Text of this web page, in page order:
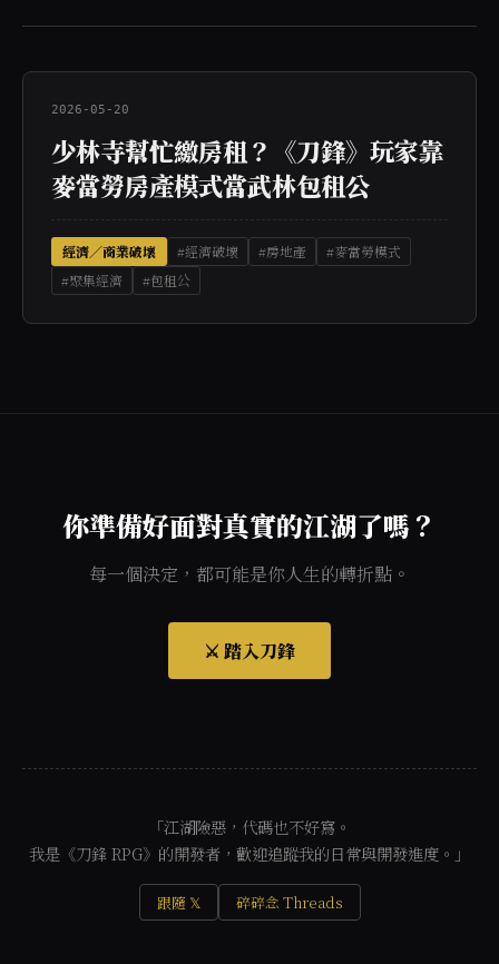
2026-05-20
少林寺幫忙繳房租？《刀鋒》玩家靠
麥當勞房產模式當武林包租公
經濟／商業破壞 #經濟破壞 #房地產
#麥當勞模式
#聚集經濟
#包租公
你準備好面對真實的江湖了嗎？
每一個決定，都可能是你人生的轉折點。
⚔️ 踏入刀鋒
「江湖險惡，代碼也不好寫。
我是《刀鋒 RPG》的開發者，歡迎追蹤我的日常與開發進度。」
跟隨 𝕏 碎碎念 Threads